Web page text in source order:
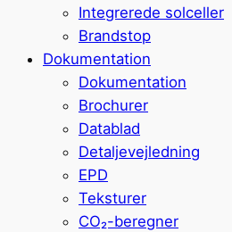
Integrerede solceller
Brandstop
Dokumentation
Dokumentation
Brochurer
Datablad
Detaljevejledning
EPD
Teksturer
CO₂-beregner